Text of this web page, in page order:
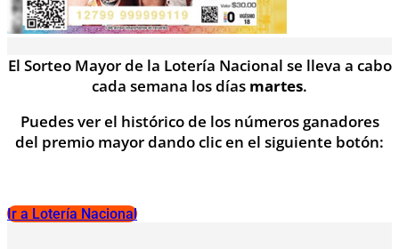
El Sorteo Mayor de la Lotería Nacional se lleva a cabo
cada semana los días martes.
Puedes ver el histórico de los números ganadores
del premio mayor dando clic en el siguiente botón:
Ir a Lotería Nacional